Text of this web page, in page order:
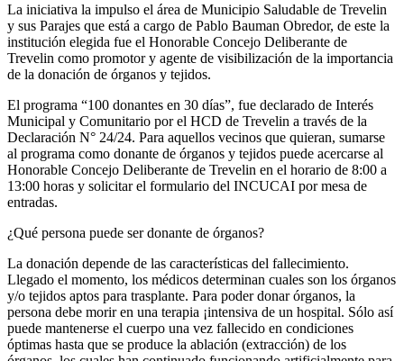
La iniciativa la impulso el área de Municipio Saludable de Trevelin
y sus Parajes que está a cargo de Pablo Bauman Obredor, de este la
institución elegida fue el Honorable Concejo Deliberante de
Trevelin como promotor y agente de visibilización de la importancia
de la donación de órganos y tejidos.
El programa “100 donantes en 30 días”, fue declarado de Interés
Municipal y Comunitario por el HCD de Trevelin a través de la
Declaración N° 24/24. Para aquellos vecinos que quieran, sumarse
al programa como donante de órganos y tejidos puede acercarse al
Honorable Concejo Deliberante de Trevelin en el horario de 8:00 a
13:00 horas y solicitar el formulario del INCUCAI por mesa de
entradas.
¿Qué persona puede ser donante de órganos?
La donación depende de las características del fallecimiento.
Llegado el momento, los médicos determinan cuales son los órganos
y/o tejidos aptos para trasplante. Para poder donar órganos, la
persona debe morir en una terapia ¡intensiva de un hospital. Sólo así
puede mantenerse el cuerpo una vez fallecido en condiciones
óptimas hasta que se produce la ablación (extracción) de los